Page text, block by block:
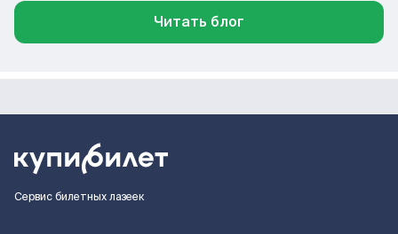
Читать блог
Сервис билетных лазеек